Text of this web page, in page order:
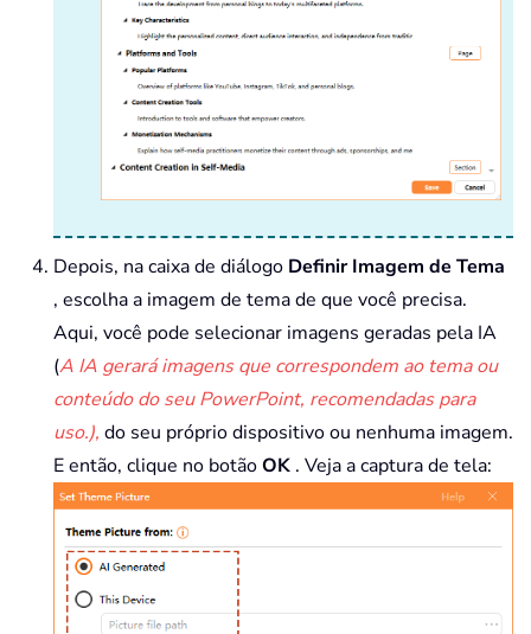
Depois, na caixa de diálogo Definir Imagem de Tema
, escolha a imagem de tema de que você precisa.
Aqui, você pode selecionar imagens geradas pela IA
(A IA gerará imagens que correspondem ao tema ou
conteúdo do seu PowerPoint, recomendadas para
uso.), do seu próprio dispositivo ou nenhuma imagem.
E então, clique no botãoOK . Veja a captura de tela: